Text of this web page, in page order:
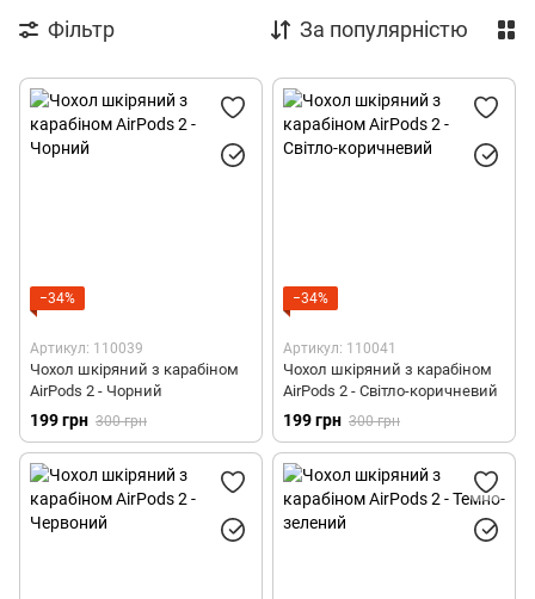
Полікарбонатні чохли для AirPods 3
Поліуретанові чохли для AirPods 3
Силіконові чохли для AirPods Pro 2
Полікарбонатні чохли для AirPods Pro 2
Поліуретанові чохли для AirPods Pro 2
Чохли з MagSafe для AirPods Pro 2
Чохли для AirPods Max
Фільтр За популярністю
−34%
Артикул: 110039
Чохол шкіряний з карабіном
AirPods 2 - Чорний
199 грн 300 грн
−34%
Артикул: 110041
Чохол шкіряний з карабіном
AirPods 2 - Світло-коричневий
199 грн 300 грн